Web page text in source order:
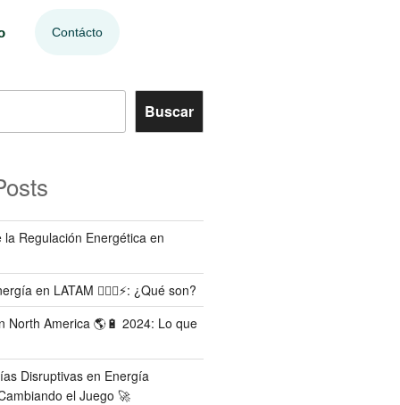
Contácto
Buscar
Regulación Energética en
en LATAM 🧑🏻‍⚖️⚡️: ¿Qué son?
North America 🌎🔋 2024: Lo que
Disruptivas en Energía
el Juego 🚀